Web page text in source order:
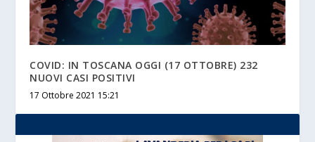
COVID: IN TOSCANA OGGI (17 OTTOBRE) 232
NUOVI CASI POSITIVI
17 Ottobre 2021 15:21